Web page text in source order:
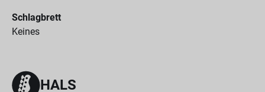
Schlagbrett
Keines
HALS